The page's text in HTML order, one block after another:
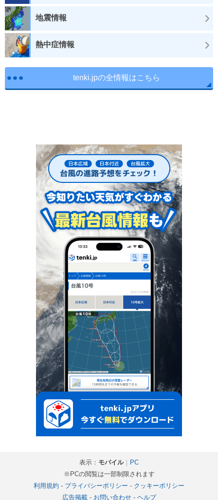
地震情報
熱中症情報
tenki.jpの全情報はこちら
表示： モバイル｜ PC
※PCの閲覧は一部制限されます
利用規約 - プライバシーポリシー - クッキーポリシー
広告掲載- お問い合わせ- ヘルプ